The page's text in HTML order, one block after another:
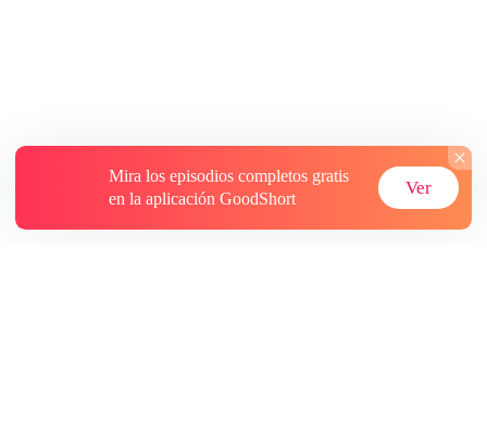
Mira los episodios completos gratis
en la aplicación GoodShort
Ver